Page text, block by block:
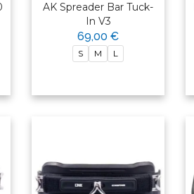
AK Spreader Bar Tuck-
In V3
69,00 €
S M L